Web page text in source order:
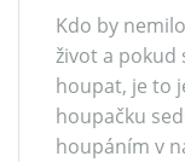
Kdo by
život a pokud
houpat, je to
houpačku
houpáním v